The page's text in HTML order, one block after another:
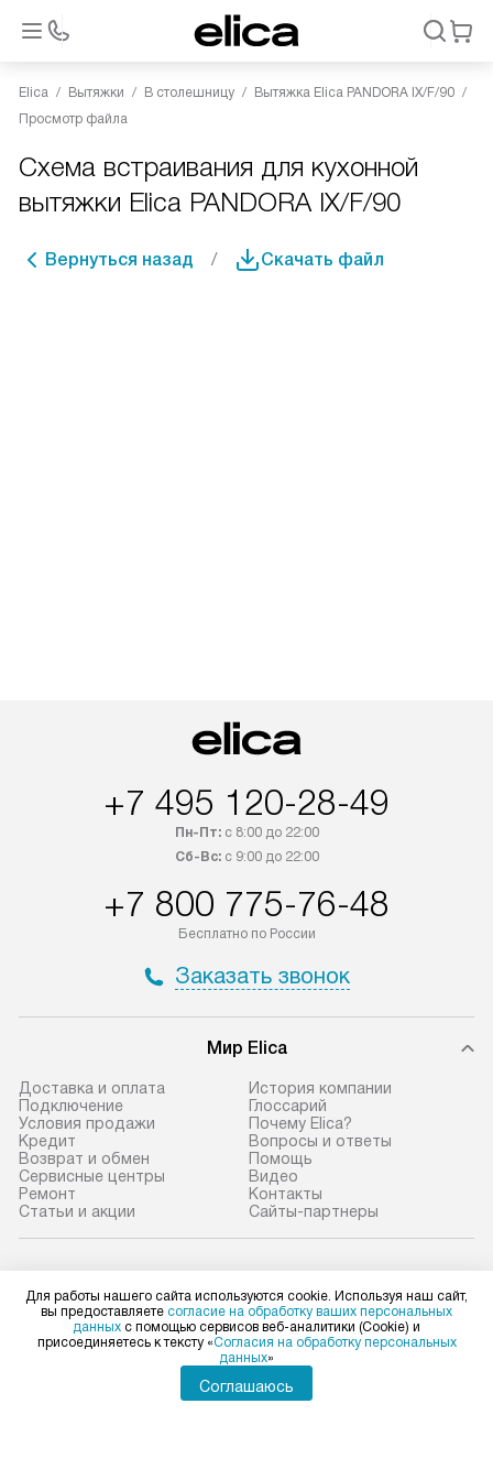
Elica Вытяжки В столешницу
Вытяжка Elica PANDORA IX/F/90
Просмотр файла
Схема встраивания для кухонной
вытяжки Elica PANDORA IX/F/90
Вернуться назад Скачать файл
+7 495 120-28-49
Пн-Пт:с 8:00 до 22:00
Сб-Вс:с 9:00 до 22:00
+7 800 775-76-48
Бесплатно по России
Заказать звонок
Мир Elica
Доставка и оплата
Подключение
Условия продажи
Кредит
Возврат и обмен
Сервисные центры
Ремонт
Статьи и акции
История компании
Глоссарий
Почему Elica?
Вопросы и ответы
Помощь
Видео
Контакты
Сайты-партнеры
Для физических лиц
shop@elicahome.ru
Для работы нашего сайта используются cookie. Используя наш сайт,
вы предоставляете согласие на обработку ваших персональных
данных с помощью сервисов веб-аналитики (Cookie) и
присоединяетесь к тексту «Согласия на обработку персональных
данных»
Соглашаюсь